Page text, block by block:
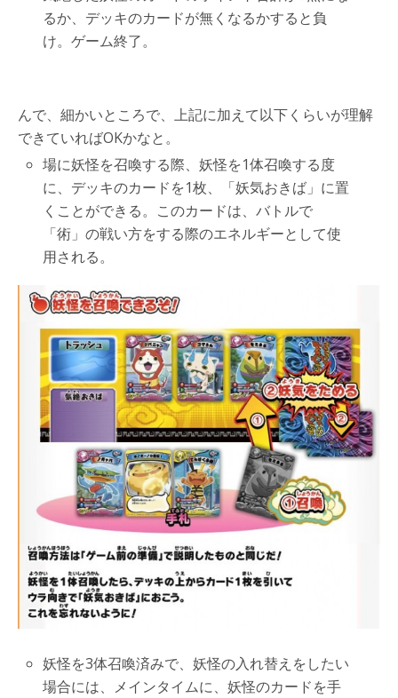
るか、デッキのカードが無くなるかすると負
け。ゲーム終了。
んで、細かいところで、上記に加えて以下くらいが理解
できていればOKかなと。
場に妖怪を召喚する際、妖怪を1体召喚する度
に、デッキのカードを1枚、「妖気おきば」に置
くことができる。このカードは、バトルで
「術」の戦い方をする際のエネルギーとして使
用される。
妖怪を3体召喚済みで、妖怪の入れ替えをしたい
場合には、メインタイムに、妖怪のカードを手